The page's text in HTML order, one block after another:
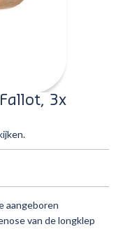
3x
aangeboren
van de longklep